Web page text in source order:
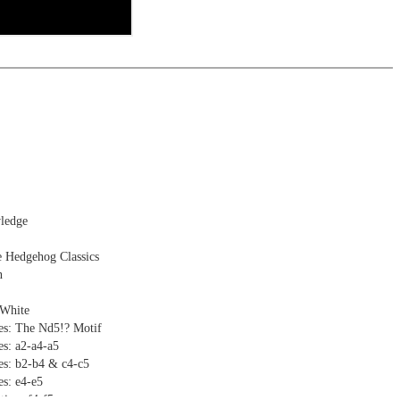
Classics
The Nd5!? Motif
a2-a4-a5
b2-b4 & c4-c5
e4-e5